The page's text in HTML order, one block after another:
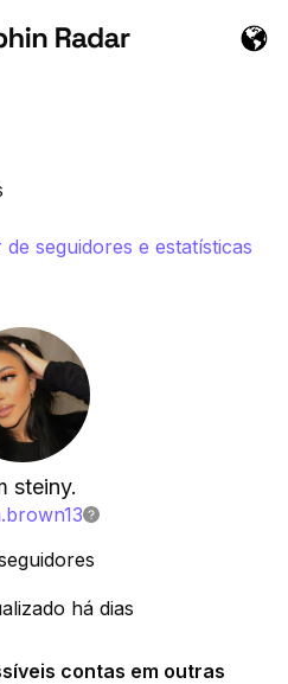
seguidores e estatísticas
steiny.
há dias
contas em outras